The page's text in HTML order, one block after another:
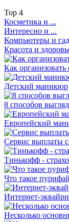
Top 4
Косметика и ...
Интересно и ...
Компьютеры и
Красота и
Как
Детский маникюр
8 способов
Европейский
Сервис выплаты
Тинькофф -
Что такое
Интернет-
Несколько